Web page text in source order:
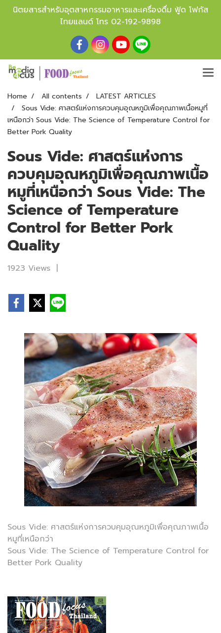
นิตยสารสำหรับอุตสาหกรรมอาหารและเครื่องดื่ม ฟู้ด โฟกัส
ไทยแลนด์ โทร 02-192-9898
Home All contents
LATEST ARTICLES
Sous Vide: ศาสตร์แห่งการควบคุมอุณหภูมิเพื่อคุณภาพเนื้อหมูที่
เหนือกว่า Sous Vide: The Science of Temperature Control for
Better Pork Quality
Sous Vide: ศาสตร์แห่งการ
ควบคุมอุณหภูมิเพื่อคุณภาพเนื้อ
หมูที่เหนือกว่า Sous Vide: The
Science of Temperature
Control for Better Pork
Quality
1923 Views |
Sous Vide: ศาสตร์แห่งการควบคุมอุณหภูมิเพื่อคุณภาพเนื้อ
หมูที่เหนือกว่า
Sous Vide: The Science of Temperature Control for
Better Pork Quality